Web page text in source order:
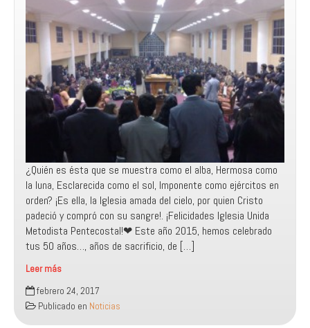
¿Quién es ésta que se muestra como el alba, Hermosa como
la luna, Esclarecida como el sol, Imponente como ejércitos en
orden? ¡Es ella, la Iglesia amada del cielo, por quien Cristo
padeció y compró con su sangre!. ¡Felicidades Iglesia Unida
Metodista Pentecostal!❤ Este año 2015, hemos celebrado
tus 50 años…, años de sacrificio, de […]
Leer más
Recordando
nuestros
50
febrero 24, 2017
Publicado en Noticias